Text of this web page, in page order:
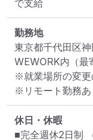
で支給
勤務地
東京都千代田区
WEWORK内 （
※就業場所の変更
※リモート勤務あ
休日・休暇
■完全週休2日制